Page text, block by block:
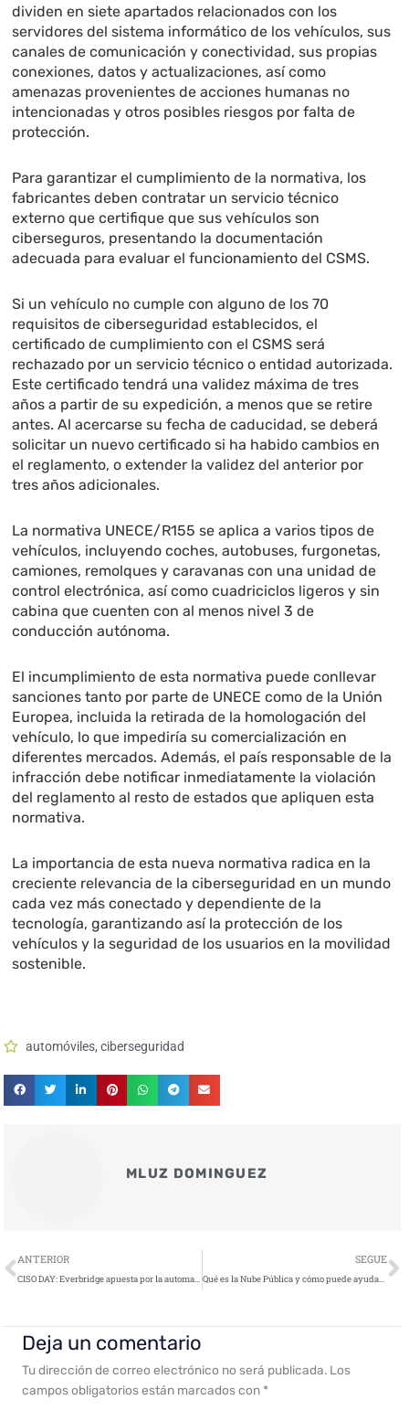
dividen en siete apartados relacionados con los
servidores del sistema informático de los vehículos, sus
canales de comunicación y conectividad, sus propias
conexiones, datos y actualizaciones, así como
amenazas provenientes de acciones humanas no
intencionadas y otros posibles riesgos por falta de
protección.
Para garantizar el cumplimiento de la normativa, los
fabricantes deben contratar un servicio técnico
externo que certifique que sus vehículos son
ciberseguros, presentando la documentación
adecuada para evaluar el funcionamiento del CSMS.
Si un vehículo no cumple con alguno de los 70
requisitos de ciberseguridad establecidos, el
certificado de cumplimiento con el CSMS será
rechazado por un servicio técnico o entidad autorizada.
Este certificado tendrá una validez máxima de tres
años a partir de su expedición, a menos que se retire
antes. Al acercarse su fecha de caducidad, se deberá
solicitar un nuevo certificado si ha habido cambios en
el reglamento, o extender la validez del anterior por
tres años adicionales.
La normativa UNECE/R155 se aplica a varios tipos de
vehículos, incluyendo coches, autobuses, furgonetas,
camiones, remolques y caravanas con una unidad de
control electrónica, así como cuadriciclos ligeros y sin
cabina que cuenten con al menos nivel 3 de
conducción autónoma.
El incumplimiento de esta normativa puede conllevar
sanciones tanto por parte de UNECE como de la Unión
Europea, incluida la retirada de la homologación del
vehículo, lo que impediría su comercialización en
diferentes mercados. Además, el país responsable de la
infracción debe notificar inmediatamente la violación
del reglamento al resto de estados que apliquen esta
normativa.
La importancia de esta nueva normativa radica en la
creciente relevancia de la ciberseguridad en un mundo
cada vez más conectado y dependiente de la
tecnología, garantizando así la protección de los
vehículos y la seguridad de los usuarios en la movilidad
sostenible.
automóviles,ciberseguridad
MLUZ DOMINGUEZ
Ant
ANTERIOR
CISO DAY: Everbridge apuesta por la automatización para responder a amenazas cibernéticas
SEGUE
Qué es la Nube Pública y cómo puede ayudar a tu empresa
Deja un comentario
Tu dirección de correo electrónico no será publicada. Los
campos obligatorios están marcados con *